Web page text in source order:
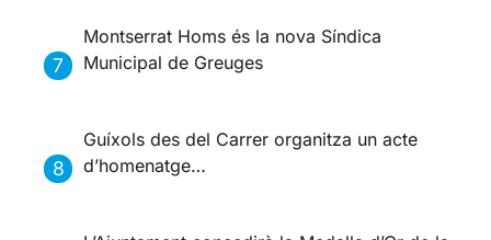
Montserrat Homs és la nova Síndica
Municipal de Greuges
Guíxols des del Carrer organitza un acte
d’homenatge…